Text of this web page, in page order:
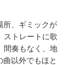
所、ギミックが
ストレートに歌
間奏もなく、地
以外でもほと